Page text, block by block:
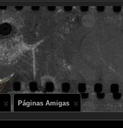
Páginas Amigas